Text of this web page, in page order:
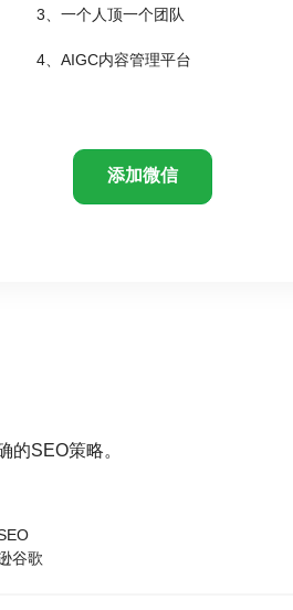
3、一个人顶一个团队
4、AIGC内容管理平台
添加微信
的SEO策略。
谷歌